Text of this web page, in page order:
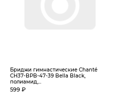
Бриджи гимнастические Chanté
CH37-BPB-47-39 Bella Black,
полиамид,...
599 ₽